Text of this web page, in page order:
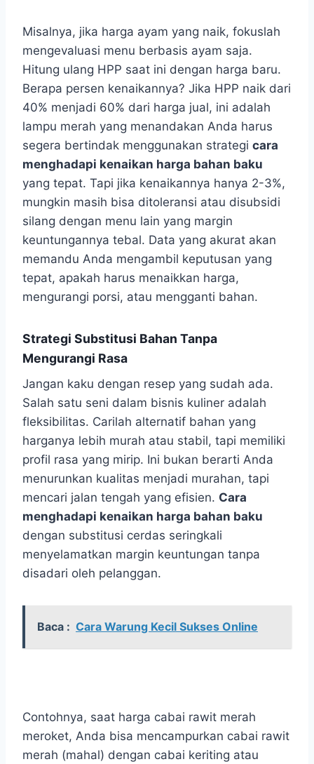
Misalnya, jika harga ayam yang naik, fokuslah
mengevaluasi menu berbasis ayam saja.
Hitung ulang HPP saat ini dengan harga baru.
Berapa persen kenaikannya? Jika HPP naik dari
40% menjadi 60% dari harga jual, ini adalah
lampu merah yang menandakan Anda harus
segera bertindak menggunakan strategi cara
menghadapi kenaikan harga bahan baku
yang tepat. Tapi jika kenaikannya hanya 2-3%,
mungkin masih bisa ditoleransi atau disubsidi
silang dengan menu lain yang margin
keuntungannya tebal. Data yang akurat akan
memandu Anda mengambil keputusan yang
tepat, apakah harus menaikkan harga,
mengurangi porsi, atau mengganti bahan.
Strategi Substitusi Bahan Tanpa
Mengurangi Rasa
Jangan kaku dengan resep yang sudah ada.
Salah satu seni dalam bisnis kuliner adalah
fleksibilitas. Carilah alternatif bahan yang
harganya lebih murah atau stabil, tapi memiliki
profil rasa yang mirip. Ini bukan berarti Anda
menurunkan kualitas menjadi murahan, tapi
mencari jalan tengah yang efisien. Cara
menghadapi kenaikan harga bahan baku
dengan substitusi cerdas seringkali
menyelamatkan margin keuntungan tanpa
disadari oleh pelanggan.
Baca : Cara Warung Kecil Sukses Online
Contohnya, saat harga cabai rawit merah
meroket, Anda bisa mencampurkan cabai rawit
merah (mahal) dengan cabai keriting atau